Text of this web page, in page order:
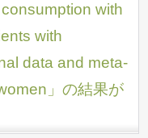
with
with
data and meta-
」の結果が